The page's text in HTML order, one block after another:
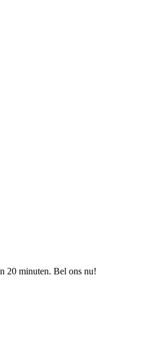
20 minuten. Bel ons nu!